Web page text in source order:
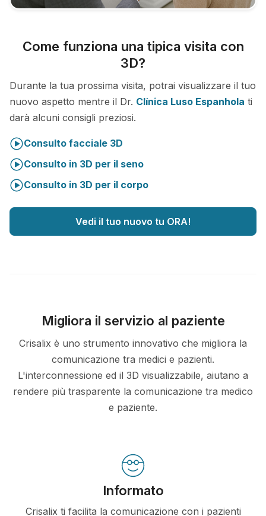
Come funziona una tipica visita con
3D?
Durante la tua prossima visita, potrai visualizzare il tuo
nuovo aspetto mentre il Dr. Clínica Luso Espanhola ti
darà alcuni consigli preziosi.
Consulto facciale 3D
Consulto in 3D per il seno
Consulto in 3D per il corpo
Vedi il tuo nuovo tu ORA!
Migliora il servizio al paziente
Crisalix è uno strumento innovativo che migliora la
comunicazione tra medici e pazienti.
L'interconnessione ed il 3D visualizzabile, aiutano a
rendere più trasparente la comunicazione tra medico
e paziente.
Informato
Crisalix ti facilita la comunicazione con i pazienti